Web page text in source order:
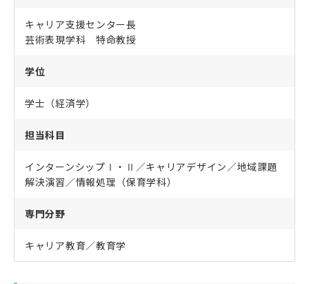
キャリア支援センター長
芸術表現学科 特命教授
学位
学士（経済学）
担当科目
インターンシップⅠ・Ⅱ／キャリアデザイン／地域課題
解決演習／情報処理（保育学科）
専門分野
キャリア教育／教育学